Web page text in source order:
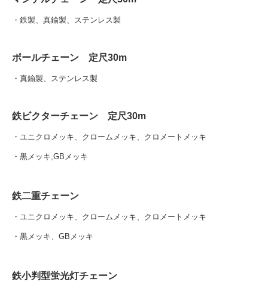
・鉄製、真鍮製、ステンレス製
ボールチェーン 定尺30m
・真鍮製、ステンレス製
鉄ビクターチェーン 定尺30m
・ユニクロメッキ、クロームメッキ、クロメートメッキ
・黒メッキ,GBメッキ
鉄二重チェーン
・ユニクロメッキ、クロームメッキ、クロメートメッキ
・黒メッキ、GBメッキ
鉄小判型蛍光灯チェーン